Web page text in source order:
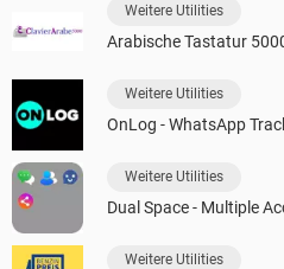
Weitere Utilities
Arabische Tastatur
Weitere Utilities
OnLog - WhatsApp
Weitere Utilities
Dual Space - Multiple
Weitere Utilities